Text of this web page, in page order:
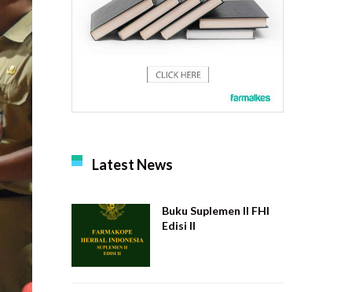
Latest News
Buku Suplemen II FHI
Edisi II